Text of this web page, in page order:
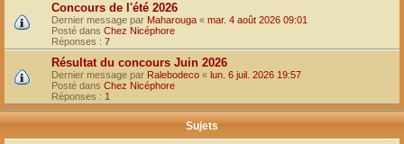
Concours de l'été 2026
Dernier message par Maharouga « mar. 4 août 2026 09:01
Posté dans Chez Nicéphore
Réponses : 7
Résultat du concours Juin 2026
Dernier message par Ralebodeco « lun. 6 juil. 2026 19:57
Posté dans Chez Nicéphore
Réponses : 1
Sujets